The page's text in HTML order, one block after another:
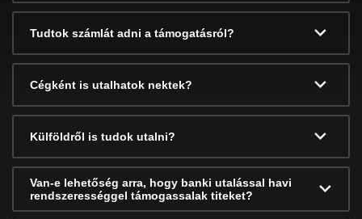
Tudtok számlát adni a támogatásról?
Cégként is utalhatok nektek?
Külföldről is tudok utalni?
Van-e lehetőség arra, hogy banki utalással havi
rendszerességgel támogassalak titeket?